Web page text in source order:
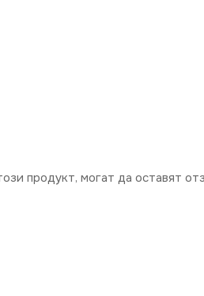
продукт, могат да оставят